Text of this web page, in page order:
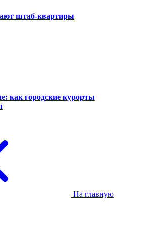
штаб-квартиры
как городские курорты
На главную